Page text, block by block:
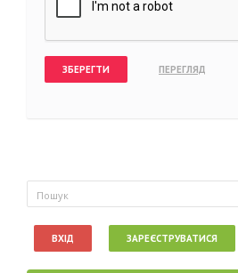
Пошукова форма
Пошук
ВХІД ЗАРЕЄСТРУВАТИСЯ